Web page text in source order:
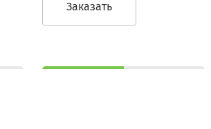
Заказать